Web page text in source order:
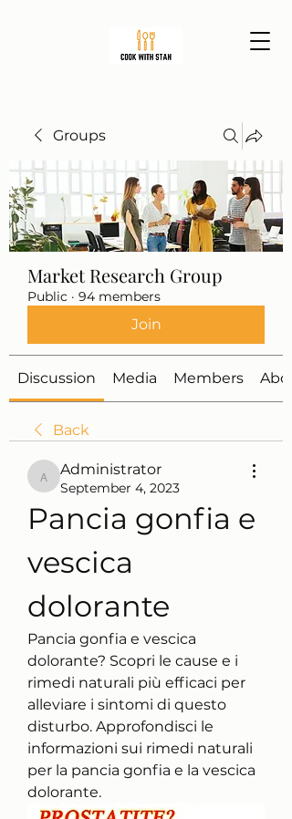
Groups
Market Research Group
Public · 94 members
Join
Discussion Media Members
Back
Administrator
Administrator
September 4, 2023
Pancia gonfia e
vescica
dolorante
Pancia gonfia e vescica
dolorante? Scopri le cause e i
rimedi naturali più efficaci per
alleviare i sintomi di questo
disturbo. Approfondisci le
informazioni sui rimedi naturali
per la pancia gonfia e la vescica
dolorante.